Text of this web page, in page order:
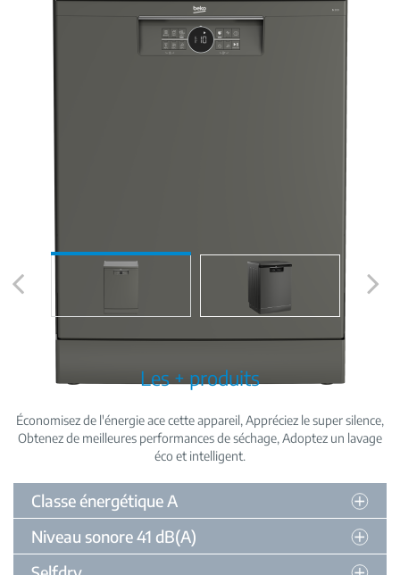
Les + produits
Économisez de l'énergie ace cette appareil Appréciez le super silence
Obtenez de meilleures performances de séchage Adoptez un lavage
éco et intelligent
Classe énergétique A
Niveau sonore 41 dB(A)